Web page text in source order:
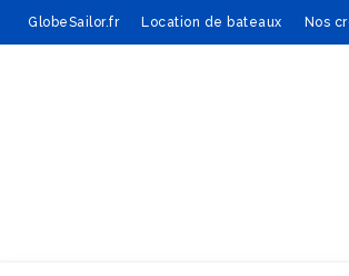
GlobeSailor.fr Location de bateaux Nos